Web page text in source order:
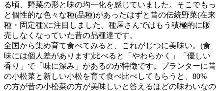
る頃、野菜の形と味の均一化を感じていました。そこでもっ
と個性的な色々な種(品種)があったはずと昔の伝統野菜(在来
種・固定種)に注目しました。種屋さんではもう積極的に販
売しなくなっていた昔の品種達です。
全国から集め育て食べてみると、これがじつに美味い。(食
味には個人差があります)比べると「やわらかく」「優しい
香り」で「味に深み」があるのが特徴です。プランターに昔
の小松菜と新しい小松を育て食べ比べしてもらうと、80%
の方が昔の小松菜の方が美味しいと答えるほどの味わいなの